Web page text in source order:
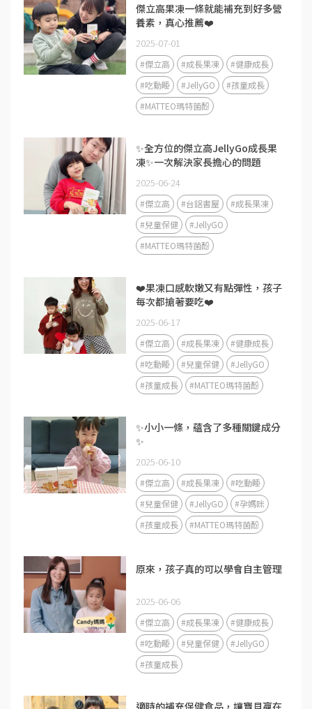
傑立高果凍一條就能補充到好多營
養素，真心推薦❤️
2025-07-01
#傑立高 #成長果凍
#健康成長
#吃動睡
#JellyGO
#孩童成長
#MATTEO瑪特菌酚
✨全方位的傑立高JellyGo成長果
凍✨一次解決家長擔心的問題
2025-06-24
#傑立高 #台鋁書屋
#成長果凍
#兒童保健
#JellyGO
#MATTEO瑪特菌酚
❤️果凍口感軟嫩又有點彈性，孩子
每次都搶著要吃❤️
2025-06-17
#傑立高 #成長果凍
#健康成長
#吃動睡
#兒童保健
#JellyGO
#孩童成長
#MATTEO瑪特菌酚
✨小小一條，蘊含了多種關鍵成分
✨
2025-06-10
#傑立高 #成長果凍
#吃動睡
#兒童保健
#JellyGO
#孕媽咪
#孩童成長
#MATTEO瑪特菌酚
原來，孩子真的可以學會自主管理
2025-06-06
#傑立高 #成長果凍
#健康成長
#吃動睡
#兒童保健
#JellyGO
#孩童成長
適時的補充保健食品，讓寶貝贏在